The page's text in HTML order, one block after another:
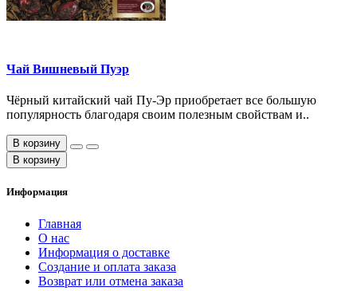
Чай Вишневый Пуэр
Чёрный китайский чай Пу-Эр приобретает все большую
популярность благодаря своим полезным свойствам и..
В корзину
В корзину
Информация
Главная
О нас
Информация о доставке
Создание и оплата заказа
Возврат или отмена заказа